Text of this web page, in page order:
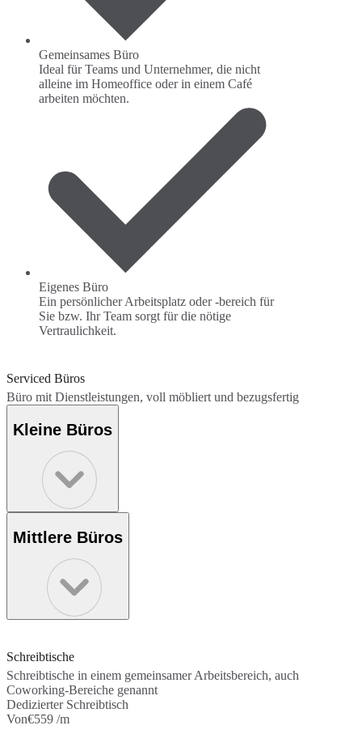
Gemeinsames Büro
Ideal für Teams und Unternehmer, die nicht
alleine im Homeoffice oder in einem Café
arbeiten möchten.
Eigenes Büro
Ein persönlicher Arbeitsplatz oder -bereich für
Sie bzw. Ihr Team sorgt für die nötige
Vertraulichkeit.
Serviced Büros
Büro mit Dienstleistungen, voll möbliert und bezugsfertig
Kleine Büros
Mittlere Büros
Schreibtische
Schreibtische in einem gemeinsamer Arbeitsbereich, auch
Coworking-Bereiche genannt
Dedizierter Schreibtisch
Von€559 /m